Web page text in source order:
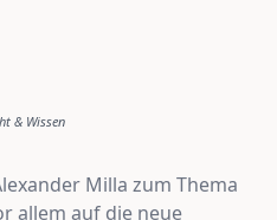
& Wissen
Milla zum Thema
allem auf die neue